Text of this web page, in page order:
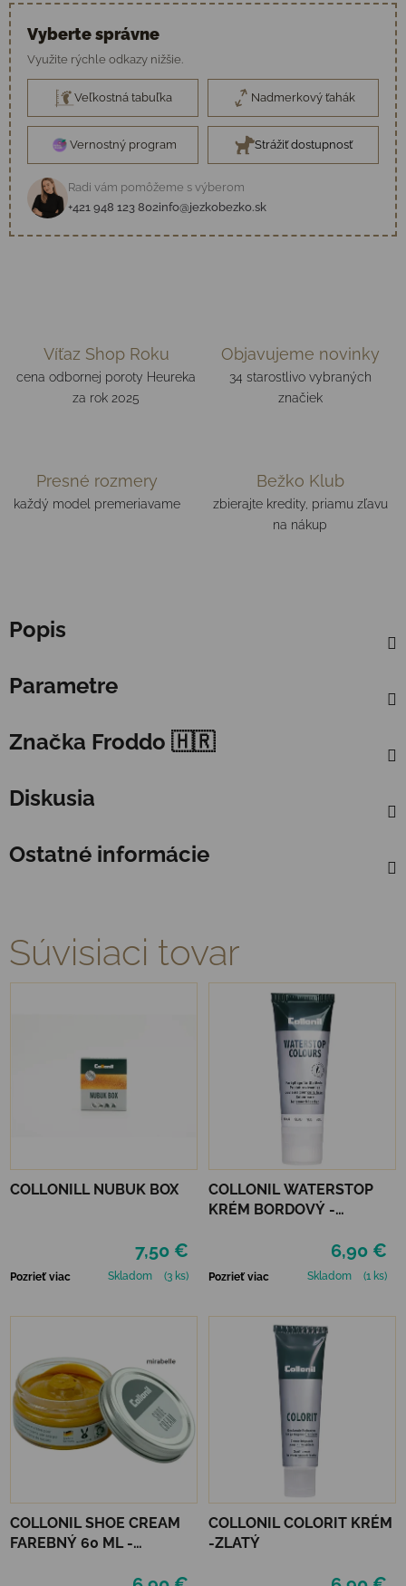
Vyberte správne
Využite rýchle odkazy nižšie.
Veľkostná tabuľka Nadmerkový ťahák
Vernostný program Strážiť dostupnosť
Radi vám pomôžeme s výberom
+421 948 123 802info@jezkobezko.sk
Víťaz Shop Roku
cena odbornej poroty Heureka
za rok 2025
Objavujeme novinky
34 starostlivo vybraných
značiek
Presné rozmery
každý model premeriavame
Bežko Klub
zbierajte kredity, priamu zľavu
na nákup
Popis
Parametre
Značka Froddo 🇭🇷
Diskusia
Ostatné informácie
Súvisiaci tovar
COLLONILL NUBUK BOX
7,50 €
Pozrieť viac Skladom (3 ks)
COLLONIL WATERSTOP
KRÉM BORDOVÝ -
6,90 €
Pozrieť viac Skladom (1 ks)
COLLONIL SHOE CREAM
FAREBNÝ 60 ML -
COLLONIL COLORIT KRÉM
-ZLATÝ